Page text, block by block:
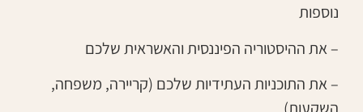
נוספות
– את ההיסטוריה הפיננסית והאשראית שלכם
– את התוכניות העתידיות שלכם (קריירה, משפחה,